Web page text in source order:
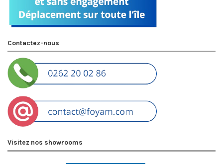
Contactez-nous
Visitez nos showrooms